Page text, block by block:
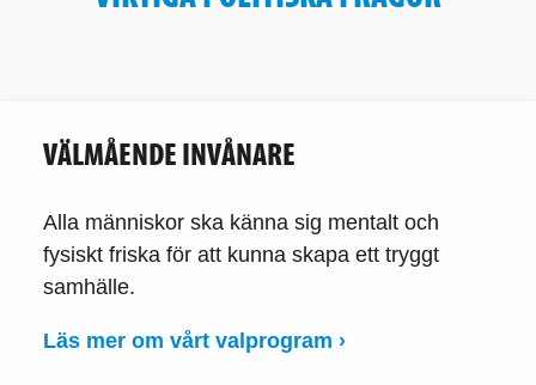
VÄLMÅENDE INVÅNARE
Alla människor ska känna sig mentalt och
fysiskt friska för att kunna skapa ett tryggt
samhälle.
Läs mer om vårt valprogram ›